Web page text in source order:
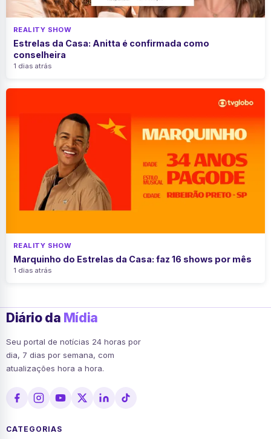
REALITY SHOW
Estrelas da Casa: Anitta é confirmada como
conselheira
1 dias atrás
REALITY SHOW
Marquinho do Estrelas da Casa: faz 16 shows por mês
1 dias atrás
Diário da Mídia
Seu portal de notícias 24 horas por
dia, 7 dias por semana, com
atualizações hora a hora.
CATEGORIAS